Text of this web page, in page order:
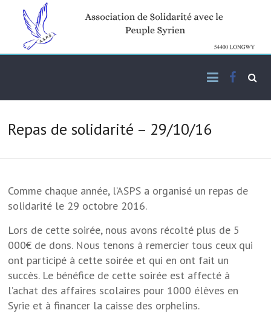
content
Association de solidarité
avec le peuple syrien
Repas de solidarité – 29/10/16
Comme chaque année, l’ASPS a organisé un repas de
solidarité le 29 octobre 2016.
Lors de cette soirée, nous avons récolté plus de 5
000€ de dons. Nous tenons à remercier tous ceux qui
ont participé à cette soirée et qui en ont fait un
succès. Le bénéfice de cette soirée est affecté à
l’achat des affaires scolaires pour 1000 élèves en
Syrie et à financer la caisse des orphelins.